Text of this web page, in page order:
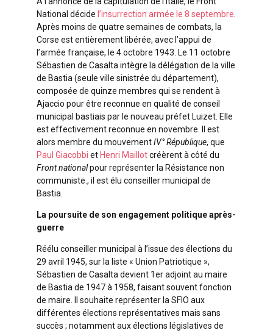
National décide l’insurrection armée le 8 septembre
Après moins de quatre semaines de combats, la
Corse est entièrement libérée, avec l’appui de
l’armée française, le 4 octobre 1943. Le 11 octobre
Sébastien de Casalta intègre la délégation de la ville
de Bastia (seule ville sinistrée du département),
composée de quinze membres qui se rendent à
Ajaccio pour être reconnue en qualité de conseil
municipal bastiais par le nouveau préfet Luizet. Elle
est effectivement reconnue en novembre. Il est
alors membre du mouvementIV° République, que
Paul Giacobbi et Henri Maillotcréèrent à côté du
Front nationalpour représenter la Résistance non
communiste., il est élu conseiller municipal de
Bastia.
La poursuite de son engagement politique après-
guerre
Réélu conseiller municipal à l’issue des élections du
29 avril 1945, sur la liste « Union Patriotique »,
Sébastien de Casalta devient 1er adjoint au maire
de Bastia de 1947 à 1958, faisant souvent fonction
de maire. Il souhaite représenter la SFIO aux
différentes élections représentatives mais sans
succès ; notamment aux élections législatives de